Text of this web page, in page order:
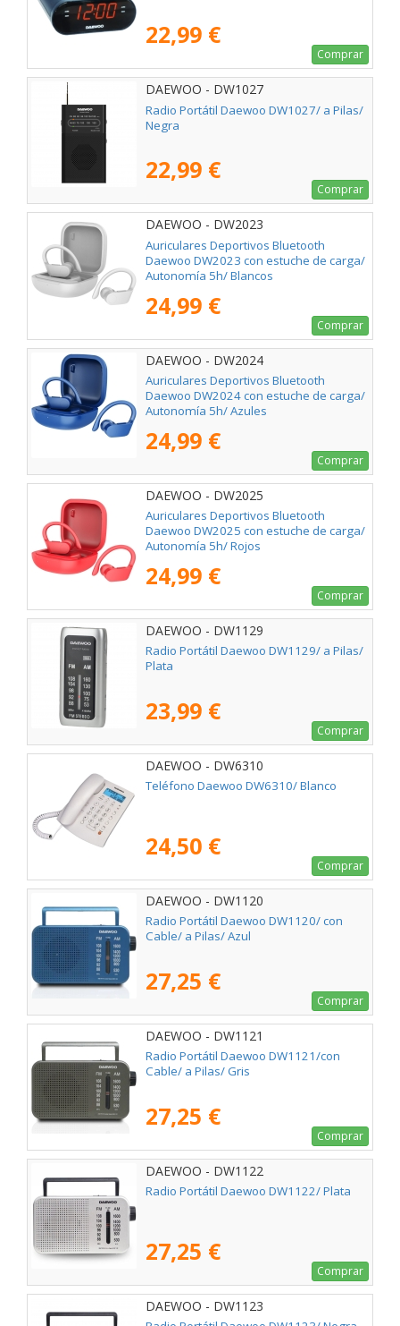
22,99 €
Comprar
DAEWOO - DW1027
Radio Portátil Daewoo DW1027/ a Pilas/
Negra
22,99 €
Comprar
DAEWOO - DW2023
Auriculares Deportivos Bluetooth
Daewoo DW2023 con estuche de carga/
Autonomía 5h/ Blancos
24,99 €
Comprar
DAEWOO - DW2024
Auriculares Deportivos Bluetooth
Daewoo DW2024 con estuche de carga/
Autonomía 5h/ Azules
24,99 €
Comprar
DAEWOO - DW2025
Auriculares Deportivos Bluetooth
Daewoo DW2025 con estuche de carga/
Autonomía 5h/ Rojos
24,99 €
Comprar
DAEWOO - DW1129
Radio Portátil Daewoo DW1129/ a Pilas/
Plata
23,99 €
Comprar
DAEWOO - DW6310
Teléfono Daewoo DW6310/ Blanco
24,50 €
Comprar
DAEWOO - DW1120
Radio Portátil Daewoo DW1120/ con
Cable/ a Pilas/ Azul
27,25 €
Comprar
DAEWOO - DW1121
Radio Portátil Daewoo DW1121/con
Cable/ a Pilas/ Gris
27,25 €
Comprar
DAEWOO - DW1122
Radio Portátil Daewoo DW1122/ Plata
27,25 €
Comprar
DAEWOO - DW1123